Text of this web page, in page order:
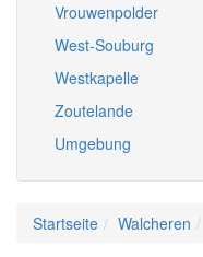
Vrouwenpolder
West-Souburg
Westkapelle
Zoutelande
Umgebung
Startseite Walcheren